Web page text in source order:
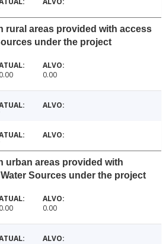
rural areas provided with access
under the project
0.00
urban areas provided with
Sources under the project
0.00